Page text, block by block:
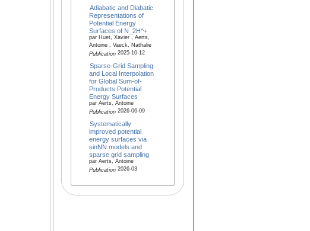
Adiabatic and Diabatic
Representations of
Potential Energy
Surfaces of N_2H^+
par Huet, Xavier , Aerts,
Antoine , Vaeck, Nathalie
Publication2025-10-12
Sparse-Grid Sampling
and Local Interpolation
for Global Sum-of-
Products Potential
Energy Surfaces
par Aerts, Antoine
Publication2026-06-09
Systematically
improved potential
energy surfaces via
sinNN models and
sparse grid sampling
par Aerts, Antoine
Publication2026-03